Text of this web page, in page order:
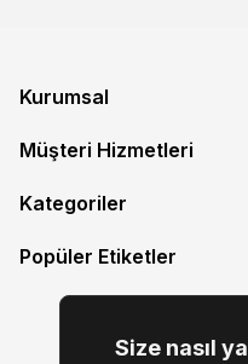
Kurumsal
Müşteri Hizmetleri
Kategoriler
Popüler Etiketler
Size nasıl